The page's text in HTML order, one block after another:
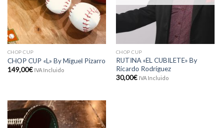
CHOP CUP
CHOP CUP «L» By Miguel Pizarro
149,00€ IVA Incluido
CHOP CUP
RUTINA «EL CUBILETE» By
Ricardo Rodríguez
30,00€ IVA Incluido